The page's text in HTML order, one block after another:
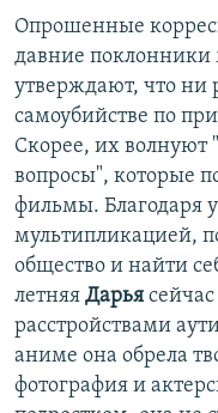
Опрошенные
давние
утверждают, что ни
самоубийстве по
Скорее, их волнуют
вопросы", которые
фильмы. Благодаря
мультипликацией,
общество и найти
летняя Дарья
расстройствами
аниме она обрела
фотография и